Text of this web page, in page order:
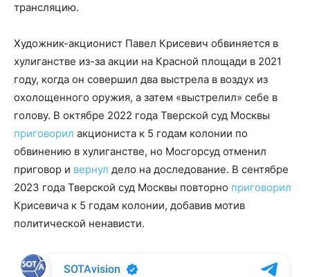
трансляцию.
Художник-акционист Павел Крисевич обвиняется в
хулиганстве из-за акции на Красной площади в 2021
году, когда он совершил два выстрела в воздух из
охолощенного оружия, а затем «выстрелил» себе в
голову. В октябре 2022 года Тверской суд Москвы
приговорил акциониста к 5 годам колонии по
обвинению в хулиганстве, но Мосгорсуд отменил
приговор и вернул дело на доследование. В сентябре
2023 года Тверской суд Москвы повторно приговорил
Крисевича к 5 годам колонии, добавив мотив
политической ненависти.